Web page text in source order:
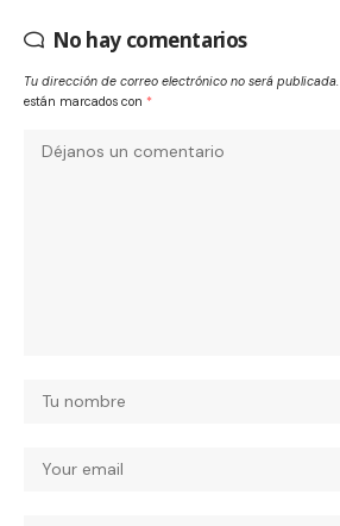
No hay comentarios
Tu dirección de correo electrónico no será publicada.
están marcados con *